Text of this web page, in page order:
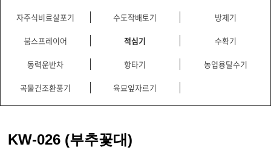
자주식비료살포기 수도작배토기 방제기
붐스프레이어 적심기 수확기
동력운반차 항타기 농업용탈수기
곡물건조환풍기 육묘잎자르기
KW-026 (부추꽃대)